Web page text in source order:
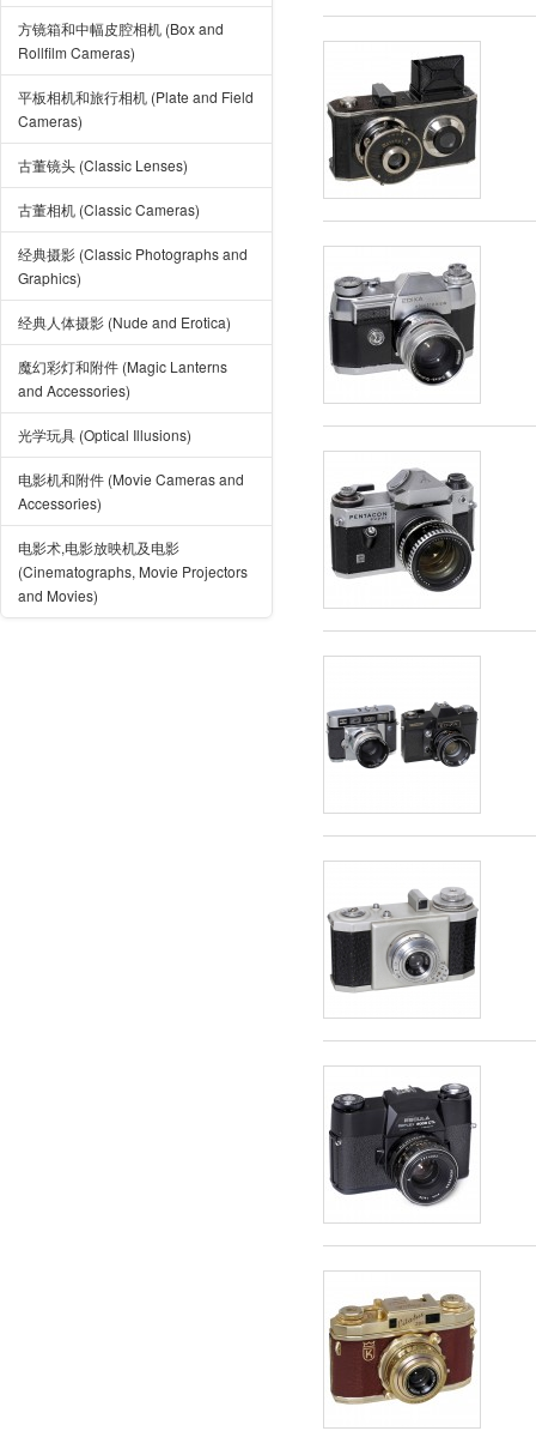
方镜箱和中幅皮腔相机 (Box and
Rollfilm Cameras)
平板相机和旅行相机 (Plate and Field
Cameras)
古董镜头 (Classic Lenses)
古董相机 (Classic Cameras)
经典摄影 (Classic Photographs and
Graphics)
经典人体摄影 (Nude and Erotica)
魔幻彩灯和附件 (Magic Lanterns
and Accessories)
光学玩具 (Optical Illusions)
电影机和附件 (Movie Cameras and
Accessories)
电影术,电影放映机及电影
(Cinematographs, Movie Projectors
and Movies)